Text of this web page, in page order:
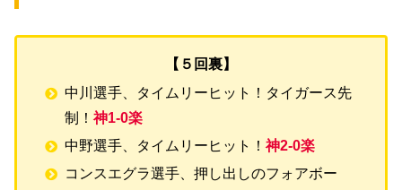
【５回裏】
中川選手、タイムリーヒット！タイガース先
制！神1-0楽
中野選手、タイムリーヒット！神2-0楽
コンスエグラ選手、押し出しのフォアボー